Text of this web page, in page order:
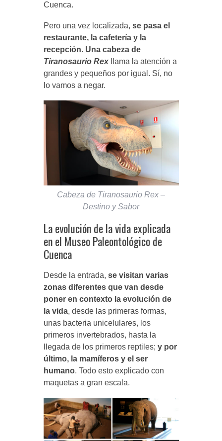
Cuenca.
Pero una vez localizada, se pasa el
restaurante, la cafetería y la
recepción. Una cabeza de
Tiranosaurio Rexllama la atención a
grandes y pequeños por igual. Sí, no
lo vamos a negar.
Cabeza de Tiranosaurio Rex –
Destino y Sabor
La evolución de la vida explicada
en el Museo Paleontológico de
Cuenca
Desde la entrada, se visitan varias
zonas diferentes que van desde
poner en contexto la evolución de
la vida, desde las primeras formas,
unas bacteria unicelulares, los
primeros invertebrados, hasta la
llegada de los primeros reptiles; y por
último, la mamíferos y el ser
humano. Todo esto explicado con
maquetas a gran escala.